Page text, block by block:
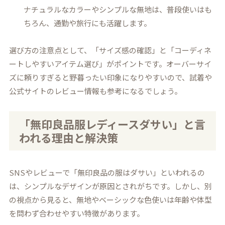
ナチュラルなカラーやシンプルな無地は、普段使いはも
ちろん、通勤や旅行にも活躍します。
選び方の注意点として、「サイズ感の確認」と「コーディネ
ートしやすいアイテム選び」がポイントです。オーバーサイ
ズに頼りすぎると野暮ったい印象になりやすいので、試着や
公式サイトのレビュー情報も参考になるでしょう。
「無印良品服レディースダサい」と言
われる理由と解決策
SNSやレビューで「無印良品の服はダサい」といわれるの
は、シンプルなデザインが原因とされがちです。しかし、別
の視点から見ると、無地やベーシックな色使いは年齢や体型
を問わず合わせやすい特徴があります。